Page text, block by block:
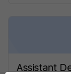
Assistant